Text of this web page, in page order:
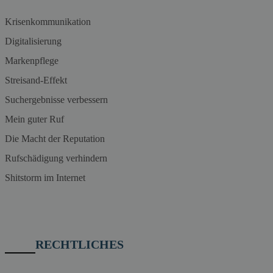
Krisenkommunikation
Digitalisierung
Markenpflege
Streisand-Effekt
Suchergebnisse verbessern
Mein guter Ruf
Die Macht der Reputation
Rufschädigung verhindern
Shitstorm im Internet
RECHTLICHES